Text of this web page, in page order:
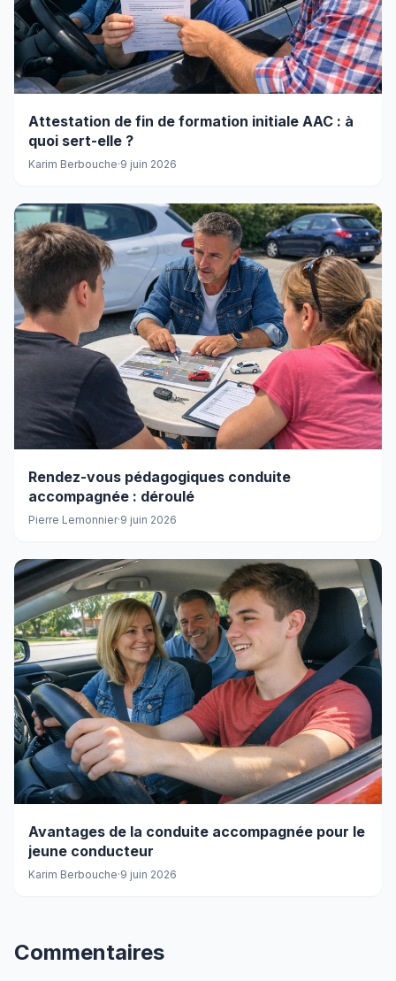
Attestation de fin de formation initiale AAC : à
quoi sert-elle ?
Karim Berbouche·9 juin 2026
Rendez-vous pédagogiques conduite
accompagnée : déroulé
Pierre Lemonnier·9 juin 2026
Avantages de la conduite accompagnée pour le
jeune conducteur
Karim Berbouche·9 juin 2026
Commentaires